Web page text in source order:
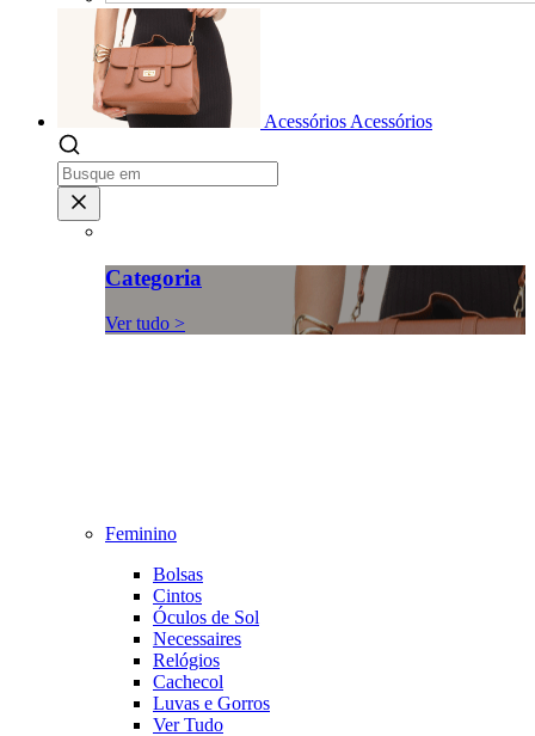
Acessórios Acessórios
Categoria
Ver tudo >
Feminino
Bolsas
Cintos
Óculos de Sol
Necessaires
Relógios
Cachecol
Luvas e Gorros
Ver Tudo